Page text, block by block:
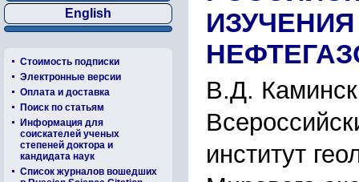
English
Стоимость подписки
Электронные версии
Оплата и доставка
Поиск по статьям
Информация для
соискателей ученых
степеней доктора и
кандидата наук
Список журналов вошедших
В.Д.
институт